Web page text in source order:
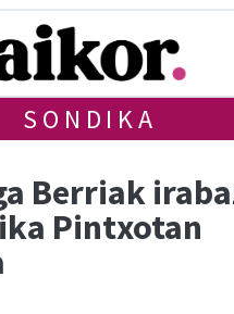
SONDIKA
Berriak
Pintxotan